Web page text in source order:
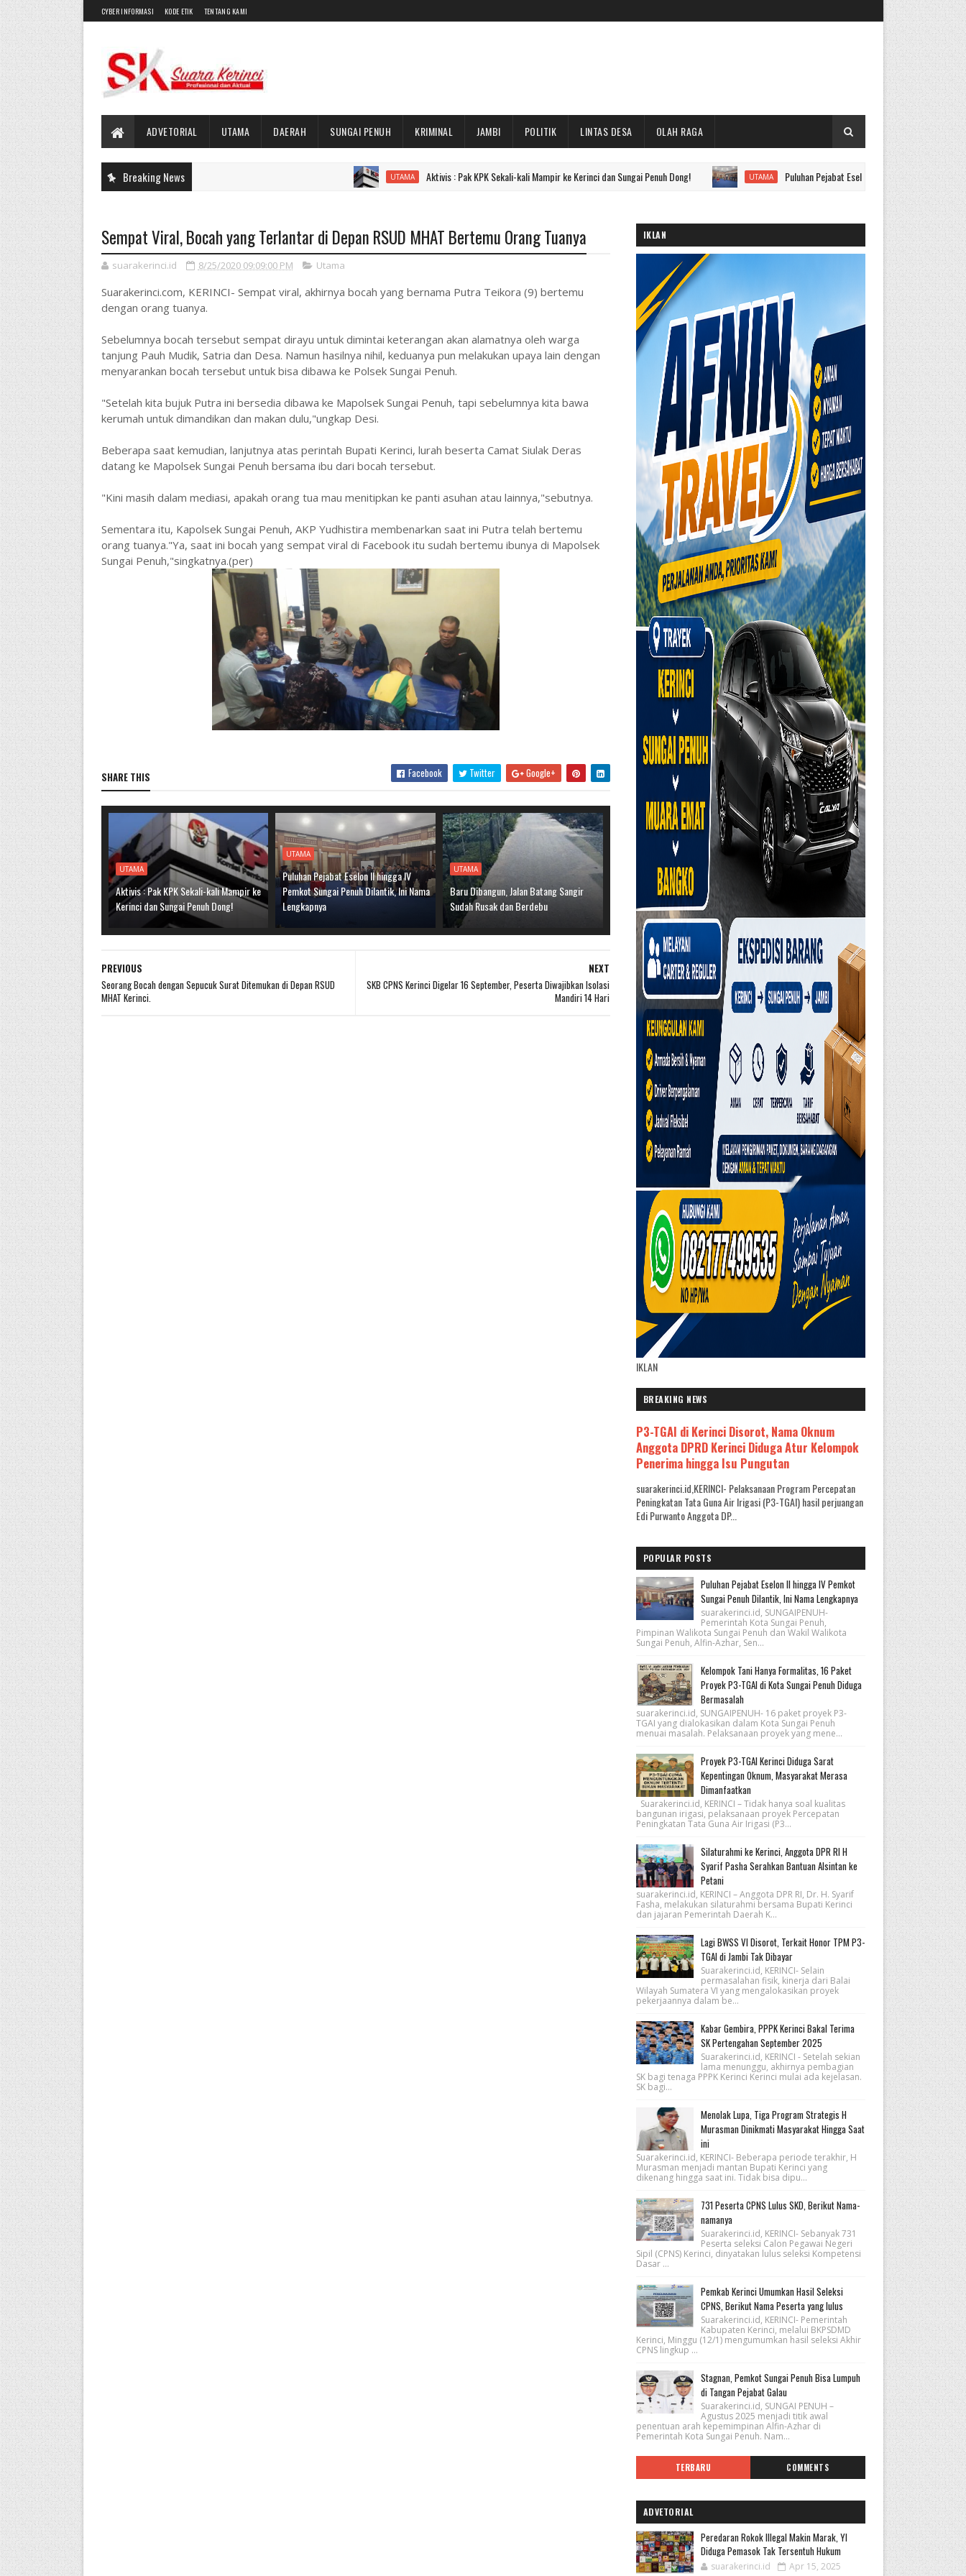
CYBER INFORMASI KODE ETIK TENTANG KAMI
ADVETORIAL UTAMA DAERAH SUNGAI PENUH KRIMINAL JAMBI POLITIK LINTAS DESA OLAH RAGA
Breaking News UTAMA Aktivis : Pak KPK Sekali-kali Mampir ke Kerinci dan Sungai Penuh Dong! UTAMA Puluhan Pejabat Eselon II hingga IV Pemkot Sungai Penuh
Sempat Viral, Bocah yang Terlantar di Depan RSUD MHAT Bertemu Orang Tuanya
suarakerinci.id 8/25/2020 09:09:00 PM Utama
Suarakerinci.com, KERINCI- Sempat viral, akhirnya bocah yang bernama Putra Teikora (9) bertemu
dengan orang tuanya.
Sebelumnya bocah tersebut sempat dirayu untuk dimintai keterangan akan alamatnya oleh warga
tanjung Pauh Mudik, Satria dan Desa. Namun hasilnya nihil, keduanya pun melakukan upaya lain dengan
menyarankan bocah tersebut untuk bisa dibawa ke Polsek Sungai Penuh.
"Setelah kita bujuk Putra ini bersedia dibawa ke Mapolsek Sungai Penuh, tapi sebelumnya kita bawa
kerumah untuk dimandikan dan makan dulu,"ungkap Desi.
Beberapa saat kemudian, lanjutnya atas perintah Bupati Kerinci, lurah beserta Camat Siulak Deras
datang ke Mapolsek Sungai Penuh bersama ibu dari bocah tersebut.
"Kini masih dalam mediasi, apakah orang tua mau menitipkan ke panti asuhan atau lainnya,"sebutnya.
Sementara itu, Kapolsek Sungai Penuh, AKP Yudhistira membenarkan saat ini Putra telah bertemu
orang tuanya."Ya, saat ini bocah yang sempat viral di Facebook itu sudah bertemu ibunya di Mapolsek
Sungai Penuh,"singkatnya.(per)
SHARE THIS Facebook Twitter Google+
UTAMA
Aktivis : Pak KPK Sekali-kali Mampir ke
Kerinci dan Sungai Penuh Dong!
UTAMA
Puluhan Pejabat Eselon II hingga IV
Pemkot Sungai Penuh Dilantik, Ini Nama
Lengkapnya
UTAMA
Baru Dibangun, Jalan Batang Sangir
Sudah Rusak dan Berdebu
NEXT
SKB CPNS Kerinci Digelar 16 September, Peserta Diwajibkan Isolasi
Mandiri 14 Hari
PREVIOUS
Seorang Bocah dengan Sepucuk Surat Ditemukan di Depan RSUD
MHAT Kerinci.
IKLAN
IKLAN
BREAKING NEWS
P3-TGAI di Kerinci Disorot, Nama Oknum
Anggota DPRD Kerinci Diduga Atur Kelompok
Penerima hingga Isu Pungutan
suarakerinci.id,KERINCI- Pelaksanaan Program Percepatan
Peningkatan Tata Guna Air Irigasi (P3-TGAI) hasil perjuangan
Edi Purwanto Anggota DP...
POPULAR POSTS
Puluhan Pejabat Eselon II hingga IV Pemkot
Sungai Penuh Dilantik, Ini Nama Lengkapnya
suarakerinci.id, SUNGAIPENUH-
Pemerintah Kota Sungai Penuh,
Pimpinan Walikota Sungai Penuh dan Wakil Walikota
Sungai Penuh, Alfin-Azhar, Sen...
Kelompok Tani Hanya Formalitas, 16 Paket
Proyek P3-TGAI di Kota Sungai Penuh Diduga
Bermasalah
suarakerinci.id, SUNGAIPENUH- 16 paket proyek P3-
TGAI yang dialokasikan dalam Kota Sungai Penuh
menuai masalah. Pelaksanaan proyek yang mene...
Proyek P3-TGAI Kerinci Diduga Sarat
Kepentingan Oknum, Masyarakat Merasa
Dimanfaatkan
Suarakerinci.id, KERINCI – Tidak hanya soal kualitas
bangunan irigasi, pelaksanaan proyek Percepatan
Peningkatan Tata Guna Air Irigasi (P3...
Silaturahmi ke Kerinci, Anggota DPR RI H
Syarif Pasha Serahkan Bantuan Alsintan ke
Petani
suarakerinci.id, KERINCI – Anggota DPR RI, Dr. H. Syarif
Fasha, melakukan silaturahmi bersama Bupati Kerinci
dan jajaran Pemerintah Daerah K...
Lagi BWSS VI Disorot, Terkait Honor TPM P3-
TGAI di Jambi Tak Dibayar
Suarakerinci.id, KERINCI- Selain
permasalahan fisik, kinerja dari Balai
Wilayah Sumatera VI yang mengalokasikan proyek
pekerjaannya dalam be...
Kabar Gembira, PPPK Kerinci Bakal Terima
SK Pertengahan September 2025
Suarakerinci.id, KERINCI - Setelah sekian
lama menunggu, akhirnya pembagian
SK bagi tenaga PPPK Kerinci Kerinci mulai ada kejelasan.
SK bagi...
Menolak Lupa, Tiga Program Strategis H
Murasman Dinikmati Masyarakat Hingga Saat
ini
Suarakerinci.id, KERINCI- Beberapa periode terakhir, H
Murasman menjadi mantan Bupati Kerinci yang
dikenang hingga saat ini. Tidak bisa dipu...
731 Peserta CPNS Lulus SKD, Berikut Nama-
namanya
Suarakerinci.id, KERINCI- Sebanyak 731
Peserta seleksi Calon Pegawai Negeri
Sipil (CPNS) Kerinci, dinyatakan lulus seleksi Kompetensi
Dasar ...
Pemkab Kerinci Umumkan Hasil Seleksi
CPNS, Berikut Nama Peserta yang lulus
Suarakerinci.id, KERINCI- Pemerintah
Kabupaten Kerinci, melalui BKPSDMD
Kerinci, Minggu (12/1) mengumumkan hasil seleksi Akhir
CPNS lingkup ...
Stagnan, Pemkot Sungai Penuh Bisa Lumpuh
di Tangan Pejabat Galau
Suarakerinci.id, SUNGAI PENUH –
Agustus 2025 menjadi titik awal
penentuan arah kepemimpinan Alfin-Azhar di
Pemerintah Kota Sungai Penuh. Nam...
TERBARU COMMENTS
ADVETORIAL
Peredaran Rokok Illegal Makin Marak, YI
Diduga Pemasok Tak Tersentuh Hukum
suarakerinci.id Apr 15, 2025